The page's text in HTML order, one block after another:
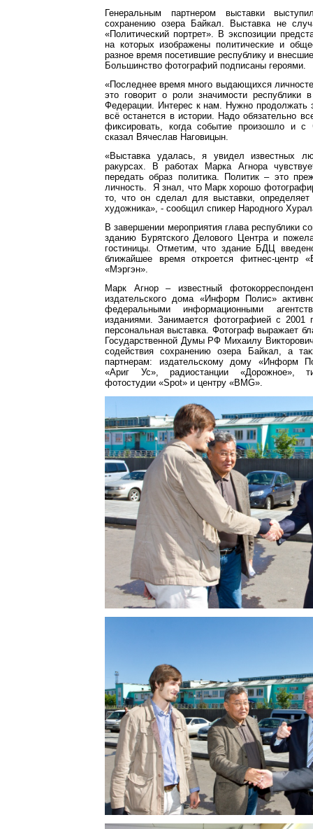
Генеральным партнером выставки
сохранению озера Байкал. Выставка не
«Политический портрет». В экспозиции
на которых изображены политические и
разное время посетившие республику и
Большинство фотографий подписаны героями.
«Последнее время много выдающихся
это говорит о роли значимости республики
Федерации. Интерес к нам. Нужно продолжать
всё останется в истории. Надо обязательно
фиксировать, когда событие произошло и
сказал Вячеслав Наговицын.
«Выставка удалась, я увидел известных
ракурсах. В работах Марка Агнора
передать образ политика. Политик – это
личность. Я знал, что Марк хорошо
то, что он сделал для выставки, определяет
художника», - сообщил спикер Народного
В завершении мероприятия глава республики
зданию Бурятского Делового Центра и
гостиницы. Отметим, что здание БДЦ
ближайшее время откроется фитнес-центр
«Мэргэн».
Марк Агнор – известный
издательского дома «Информ Полис»
федеральными информационными
изданиями. Занимается фотографией с 2001
персональная выставка. Фотограф выражает
Государственной Думы РФ Михаилу
содействия сохранению озера Байкал, а
партнерам: издательскому дому «Информ
«Ариг Ус», радиостанции «Дорожное»,
фотостудии «Spot» и центру «BMG».